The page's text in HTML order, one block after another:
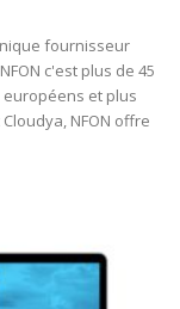
fournisseur
c'est plus de 45
et plus
NFON offre